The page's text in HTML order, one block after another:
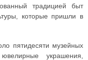
традицией быт
которые пришли в
пятидесяти музейных
украшения,